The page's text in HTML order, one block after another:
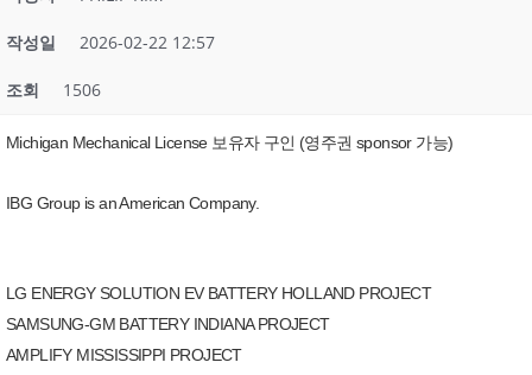
작성일 2026-02-22 12:57
조회 1506
Michigan Mechanical License 보유자 구인 (영주권 sponsor 가능)
IBG Group is an American Company.
LG ENERGY SOLUTION EV BATTERY HOLLAND PROJECT
SAMSUNG-GM BATTERY INDIANA PROJECT
AMPLIFY MISSISSIPPI PROJECT